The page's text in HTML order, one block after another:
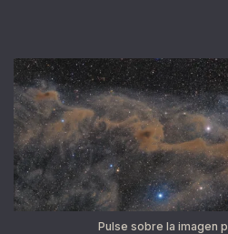
Pulse sobre la imagen